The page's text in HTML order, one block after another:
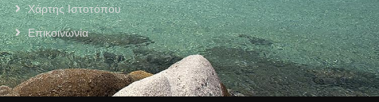
Χάρτης Ιστοτόπου
Επικοινωνία